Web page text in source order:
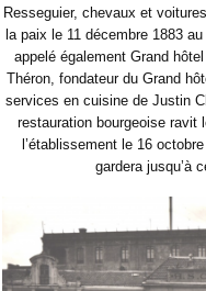
Resseguier, chevaux et
la paix le 11 décembre 1883
appelé également Grand
Théron, fondateur du Grand
services en cuisine de Justin
restauration bourgeoise ravit
l’établissement le 16
gardera jusqu’à